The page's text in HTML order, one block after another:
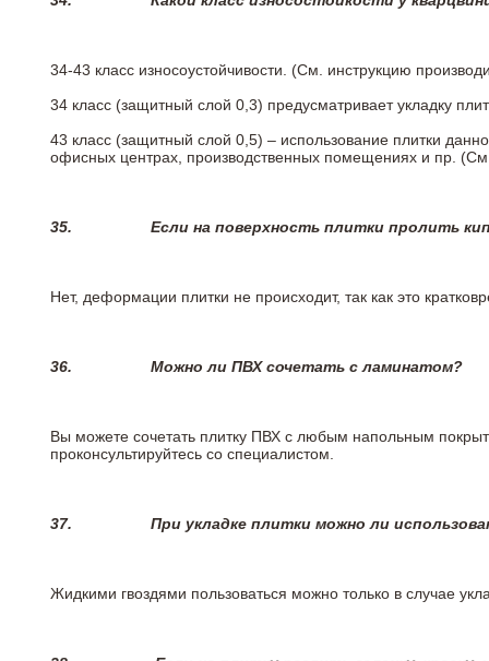
34-43 класс износоустойчивости. (См. инструкцию
34 класс (защитный слой 0,3) предусматривает укладку
43 класс (защитный слой 0,5) – использование плитки
офисных центрах, производственных помещениях и пр.
35. Если на поверхность плитки пролить
Нет, деформации плитки не происходит, так как это
36. Можно ли ПВХ сочетать с ламинатом?
Вы можете сочетать плитку ПВХ с любым напольным
проконсультируйтесь со специалистом.
37. При укладке плитки можно ли
Жидкими гвоздями пользоваться можно только в случае